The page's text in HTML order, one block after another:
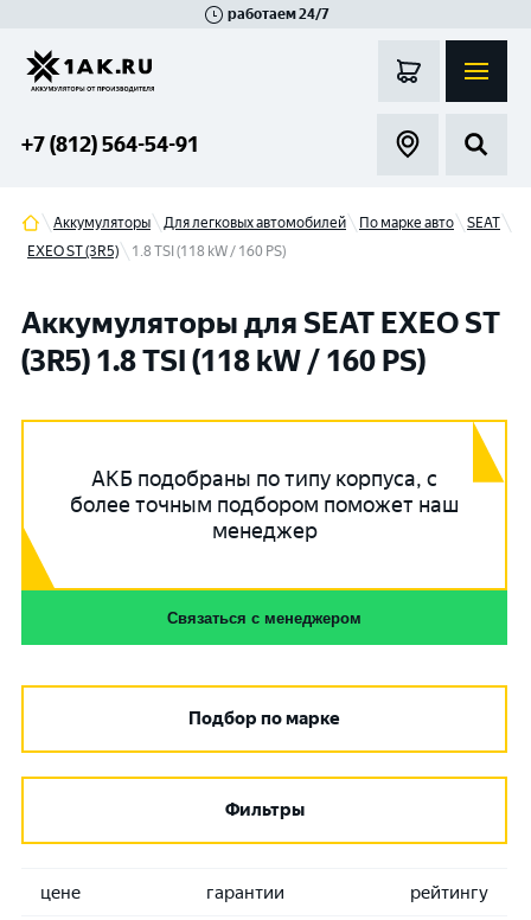
работаем 24/7
+7 (812) 564-54-91
Аккумуляторы Для легковых автомобилей По марке авто
SEAT
EXEO ST (3R5)
1.8 TSI (118 kW / 160 PS)
Аккумуляторы для SEAT EXEO ST
(3R5) 1.8 TSI (118 kW / 160 PS)
АКБ подобраны по типу корпуса, с
более точным подбором поможет наш
менеджер
Связаться с менеджером
Подбор по марке
Фильтры
цене гарантии рейтингу
Гатчина